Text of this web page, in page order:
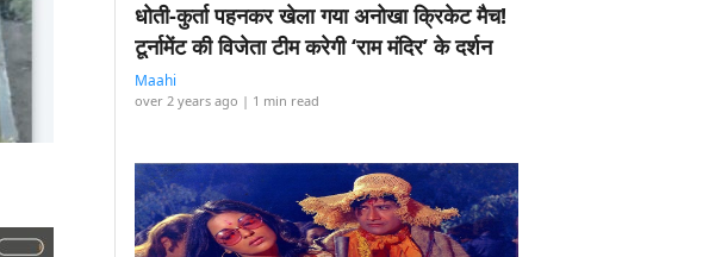
धोती-कुर्ता पहनकर खेला गया अनोखा क्रिकेट मैच!
टूर्नामेंट की विजेता टीम करेगी ‘राम मंदिर’ के दर्शन
Maahi
over 2 years ago | 1 min read